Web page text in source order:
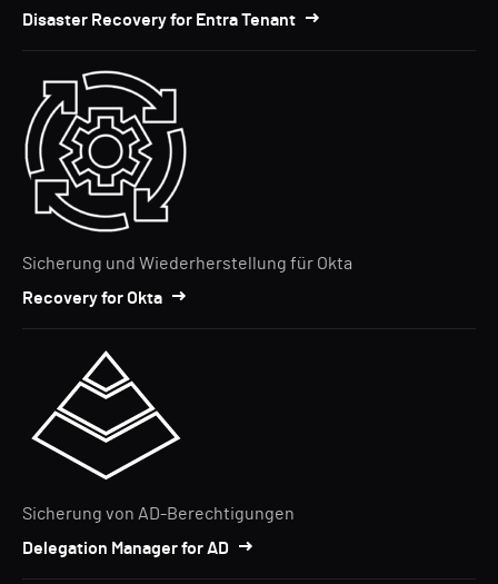
Disaster Recovery for Entra Tenant
Sicherung und Wiederherstellung für Okta
Recovery for Okta
Sicherung von AD-Berechtigungen
Delegation Manager for AD